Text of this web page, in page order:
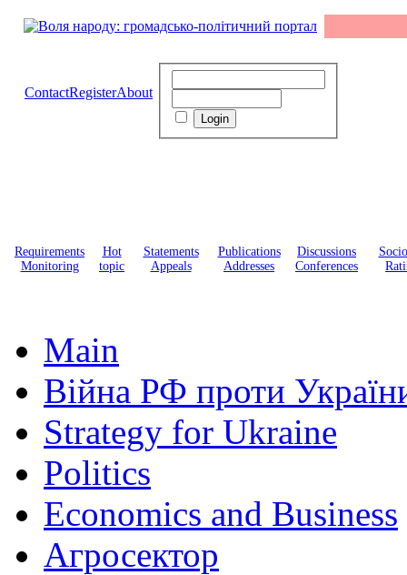
ContactRegisterAbout
Requirements
Monitoring
Hot
topic
Statements
Appeals
Publications
Addresses
Discussions
Conferences
Main
Війна РФ проти
Strategy for Ukraine
Politics
Economics and Business
Агросектор